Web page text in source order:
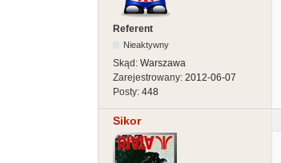
Referent
Nieaktywny
Skąd: Warszawa
Zarejestrowany: 2012-06-07
Posty: 448
Sikor